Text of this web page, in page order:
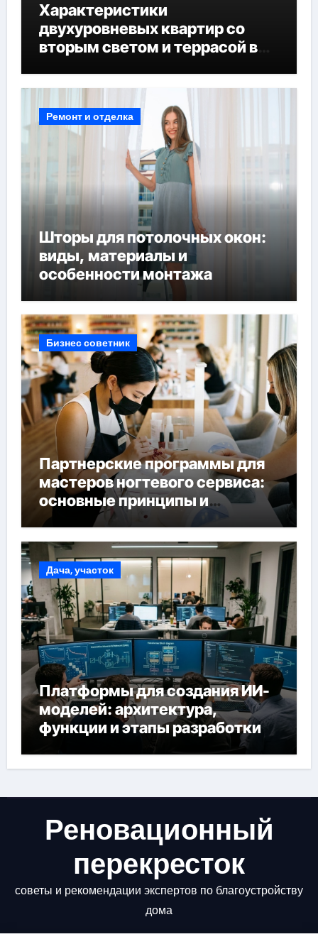
Характеристики
двухуровневых квартир со
вторым светом и террасой в
Ремонт и отделка
Шторы для потолочных окон:
виды, материалы и
особенности монтажа
Бизнес советник
Партнерские программы для
мастеров ногтевого сервиса:
основные принципы и
форматы участия
Дача, участок
Платформы для создания ИИ-
моделей: архитектура,
функции и этапы разработки
Реновационный
перекресток
советы и рекомендации экспертов по благоустройству
дома